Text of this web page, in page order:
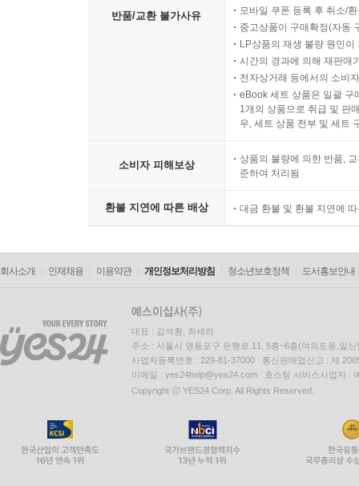
반품/교환 불가사유
모바일 쿠폰 등록 후 취소/
중고상품이 구매확정(자동
LP상품의 재생 불량 원인
시간의 경과에 의해 재판매
전자상거래 등에서의 소비
eBook 세트 상품은 일괄 구
1개의 상품으로 취급 및 판
우, 세트 상품 전부 및 세트
소비자 피해보상
상품의 불량에 의한 반품,
준하여 처리됨
환불 지연에 따른 배상 대금 환불 및 환불 지연에
회사소개 인재채용 이용약관 개인정보처리방침 청소년보호정책 도서홍보안내
대표 : 김석환, 최세라
주소 : 서울시 영등포구 은행로 11, 5층~6층(여의도동,일신
사업자등록번호 : 229-81-37000 통신판매업신고 : 제
이메일 : yes24help@yes24.com 호스팅 서비스사업자 :
Copyright ⓒ YES24 Corp. All Rights Reserved.